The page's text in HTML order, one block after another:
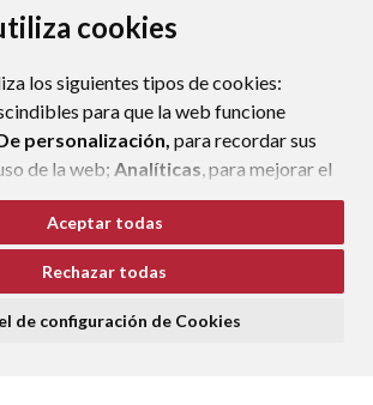
cookies
los siguientes tipos de cookies:
para que la web funcione
personalización, para recordar sus
de la web; Analíticas, para mejorar el
la web y sus servicios.
el botón“Aceptar todas”
acepta su uso. Si pulsa el botón
guardarán las cookies técnicas
Aceptar todas
Rechazar todas
de configuración de Cookies
DE DATOS
POLÍTICA DE COOKIES